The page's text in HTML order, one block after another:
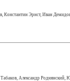
Константин Эрнст, Иван
Александр Роднянский,